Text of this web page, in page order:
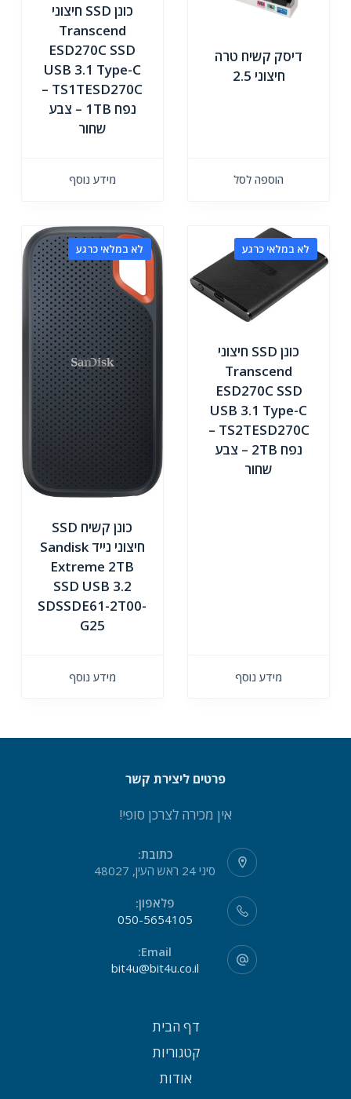
דיסק קשיח טרה
חיצוני 2.5
הוספה לסל
כונן SSD חיצוני
Transcend
ESD270C SSD
USB 3.1 Type-C
TS1TESD270C –
נפח 1TB – צבע
שחור
מידע נוסף
לא במלאי כרגע
כונן SSD חיצוני
Transcend
ESD270C SSD
USB 3.1 Type-C
TS2TESD270C –
נפח 2TB – צבע
שחור
מידע נוסף
לא במלאי כרגע
כונן קשיח SSD
חיצוני נייד Sandisk
Extreme 2TB
SSD USB 3.2
SDSSDE61-2T00-
G25
מידע נוסף
פרטים ליצירת קשר
אין מכירה לצרכן סופי!
כתובת:
סיני 24 ראש העין, 48027
פלאפון:
050-5654105
Email:
bit4u@bit4u.co.il
דף הבית
קטגוריות
אודות